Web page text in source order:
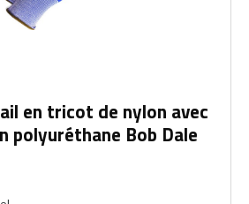
en tricot de nylon avec
polyuréthane Bob Dale